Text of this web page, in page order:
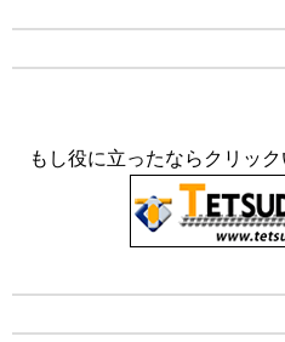
もし役に立ったならクリッ